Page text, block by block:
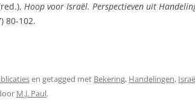
Hoop voor Israël. Perspectieven uit
80-102.
en getagged met Bekering, Handelingen,
M.J. Paul.